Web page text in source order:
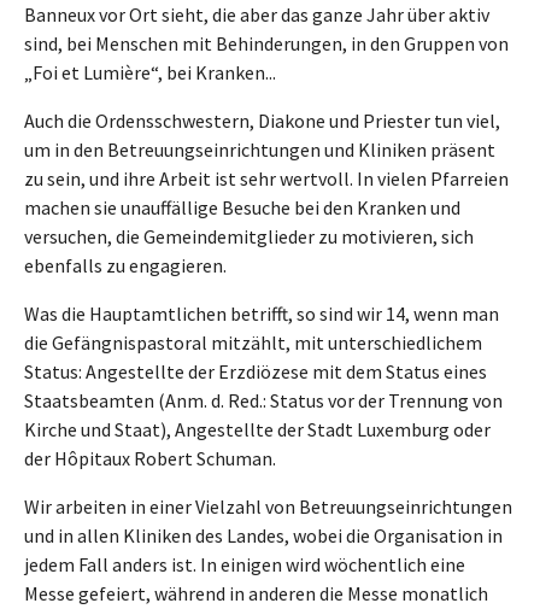
Banneux vor Ort sieht, die aber das ganze Jahr über aktiv
sind, bei Menschen mit Behinderungen, in den Gruppen von
„Foi et Lumière“, bei Kranken...
Auch die Ordensschwestern, Diakone und Priester tun viel,
um in den Betreuungseinrichtungen und Kliniken präsent
zu sein, und ihre Arbeit ist sehr wertvoll. In vielen Pfarreien
machen sie unauffällige Besuche bei den Kranken und
versuchen, die Gemeindemitglieder zu motivieren, sich
ebenfalls zu engagieren.
Was die Hauptamtlichen betrifft, so sind wir 14, wenn man
die Gefängnispastoral mitzählt, mit unterschiedlichem
Status: Angestellte der Erzdiözese mit dem Status eines
Staatsbeamten (Anm. d. Red.: Status vor der Trennung von
Kirche und Staat), Angestellte der Stadt Luxemburg oder
der Hôpitaux Robert Schuman.
Wir arbeiten in einer Vielzahl von Betreuungseinrichtungen
und in allen Kliniken des Landes, wobei die Organisation in
jedem Fall anders ist. In einigen wird wöchentlich eine
Messe gefeiert, während in anderen die Messe monatlich